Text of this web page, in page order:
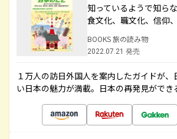
知っているようで知ら
食文化、職文化、信仰
BOOKS 旅の読み物
2022.07.21 発売
１万人の訪日外国人を案内したガイドが
い日本の魅力が満載。日本の再発見ができ